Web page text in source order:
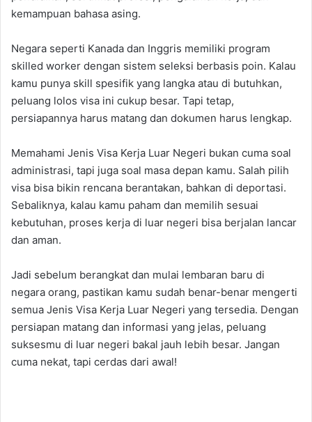
kemampuan bahasa asing.
Negara seperti Kanada dan Inggris memiliki program
skilled worker dengan sistem seleksi berbasis poin. Kalau
kamu punya skill spesifik yang langka atau di butuhkan,
peluang lolos visa ini cukup besar. Tapi tetap,
persiapannya harus matang dan dokumen harus lengkap.
Memahami Jenis Visa Kerja Luar Negeri bukan cuma soal
administrasi, tapi juga soal masa depan kamu. Salah pilih
visa bisa bikin rencana berantakan, bahkan di deportasi.
Sebaliknya, kalau kamu paham dan memilih sesuai
kebutuhan, proses kerja di luar negeri bisa berjalan lancar
dan aman.
Jadi sebelum berangkat dan mulai lembaran baru di
negara orang, pastikan kamu sudah benar-benar mengerti
semua Jenis Visa Kerja Luar Negeri yang tersedia. Dengan
persiapan matang dan informasi yang jelas, peluang
suksesmu di luar negeri bakal jauh lebih besar. Jangan
cuma nekat, tapi cerdas dari awal!